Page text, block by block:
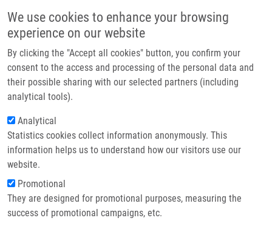
We use cookies to enhance your browsing
experience on our website
By clicking the "Accept all cookies" button, you confirm your
consent to the access and processing of the personal data and
their possible sharing with our selected partners (including
analytical tools).
Analytical
Statistics cookies collect information anonymously. This
information helps us to understand how our visitors use our
website.
Promotional
They are designed for promotional purposes, measuring the
success of promotional campaigns, etc.
Header image
Drobečková navigace
Domů
Two New CHEK2 Germ-line Variants Detected In Breast Cancer/sarcoma
Families Negative For BRCA1, BRCA2, And TP53 Gene Mutations